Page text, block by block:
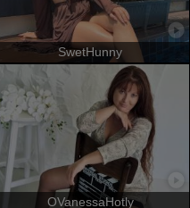
SwetHunny
OVanessaHotly